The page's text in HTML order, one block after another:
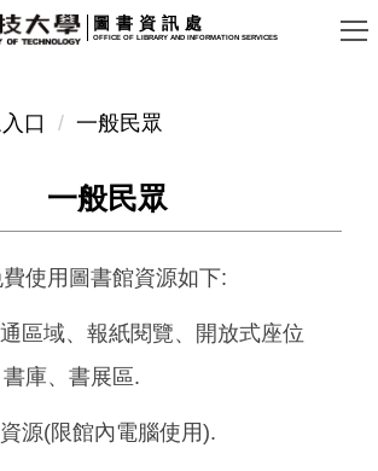
圖書資訊處
OFFICE OF LIBRARY AND INFORMATION SERVICES
口 一般民眾
一般民眾
使用圖書館資源如下:
區域、報紙閱覽、開放式座位
庫、書展區.
源(限館內電腦使用).